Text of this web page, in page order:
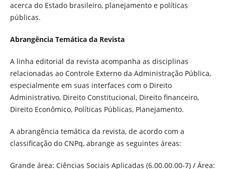
acerca do Estado brasileiro, planejamento e políticas
públicas.
Abrangência Temática da Revista
A linha editorial da revista acompanha as disciplinas
relacionadas ao Controle Externo da Administração Pública,
especialmente em suas interfaces com o Direito
Administrativo, Direito Constitucional, Direito financeiro,
Direito Econômico, Políticas Públicas, Planejamento.
A abrangência temática da revista, de acordo com a
classificação do CNPq, abrange as seguintes áreas:
Grande área: Ciências Sociais Aplicadas (6.00.00.00-7) / Área: